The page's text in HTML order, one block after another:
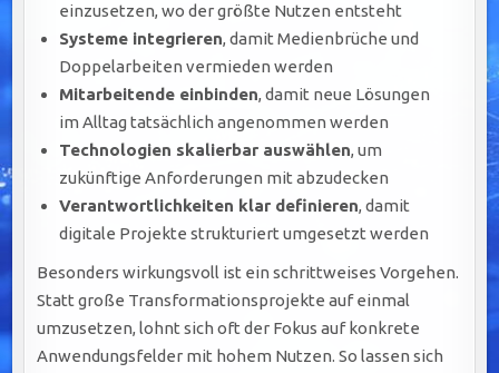
einzusetzen, wo der größte Nutzen entsteht
Systeme integrieren, damit Medienbrüche und
Doppelarbeiten vermieden werden
Mitarbeitende einbinden, damit neue Lösungen
im Alltag tatsächlich angenommen werden
Technologien skalierbar auswählen, um
zukünftige Anforderungen mit abzudecken
Verantwortlichkeiten klar definieren, damit
digitale Projekte strukturiert umgesetzt werden
Besonders wirkungsvoll ist ein schrittweises Vorgehen.
Statt große Transformationsprojekte auf einmal
umzusetzen, lohnt sich oft der Fokus auf konkrete
Anwendungsfelder mit hohem Nutzen. So lassen sich